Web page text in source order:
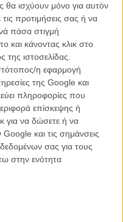
θα ισχύουν μόνο για αυτόν
προτιμήσεις σας ή να
πάσα στιγμή
και κάνοντας κλικ στο
ιστοσελίδας.
η εφαρμογή
της Google και
πληροφορίες που
επίσκεψης ή
για να δώσετε ή να
και τις σημάνσεις
σας για τους
στην ενότητα
γυρίσματα του «Αφροδίτη
πλέον και στις δύο
θα σκηνοθετήσει
Σενιέ (η οποία,
της εαυτό στις
θα υποδυθεί η
και με το παραπάνω σε